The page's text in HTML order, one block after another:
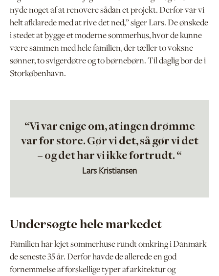
nyde noget af at renovere sådan et projekt. Derfor var vi
helt afklarede med at rive det ned,” siger Lars. De ønskede
i stedet at bygge et moderne sommerhus, hvor de kunne
være sammen med hele familien, der tæller to voksne
sønner, to svigerdøtre og to børnebørn. Til daglig bor de i
Storkøbenhavn.
“Vi var enige om, at ingen drømme
var for store. Gør vi det, så gør vi det
– og det har vi ikke fortrudt. “
Lars Kristiansen
Undersøgte hele markedet
Familien har lejet sommerhuse rundt omkring i Danmark
de seneste 35 år. Derfor havde de allerede en god
fornemmelse af forskellige typer af arkitektur og